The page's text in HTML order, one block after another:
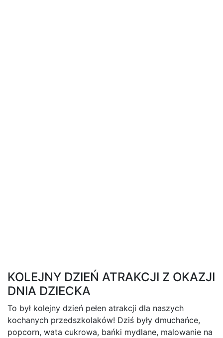
KOLEJNY DZIEŃ ATRAKCJI Z OKAZJI
DNIA DZIECKA
To był kolejny dzień pełen atrakcji dla naszych
kochanych przedszkolaków! Dziś były dmuchańce,
popcorn, wata cukrowa, bańki mydlane, malowanie na